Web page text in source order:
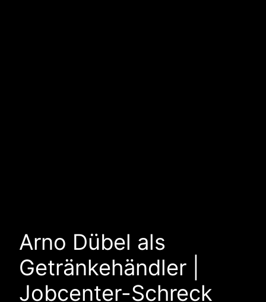
Arno Dübel als
Getränkehändler |
Jobcenter-Schreck